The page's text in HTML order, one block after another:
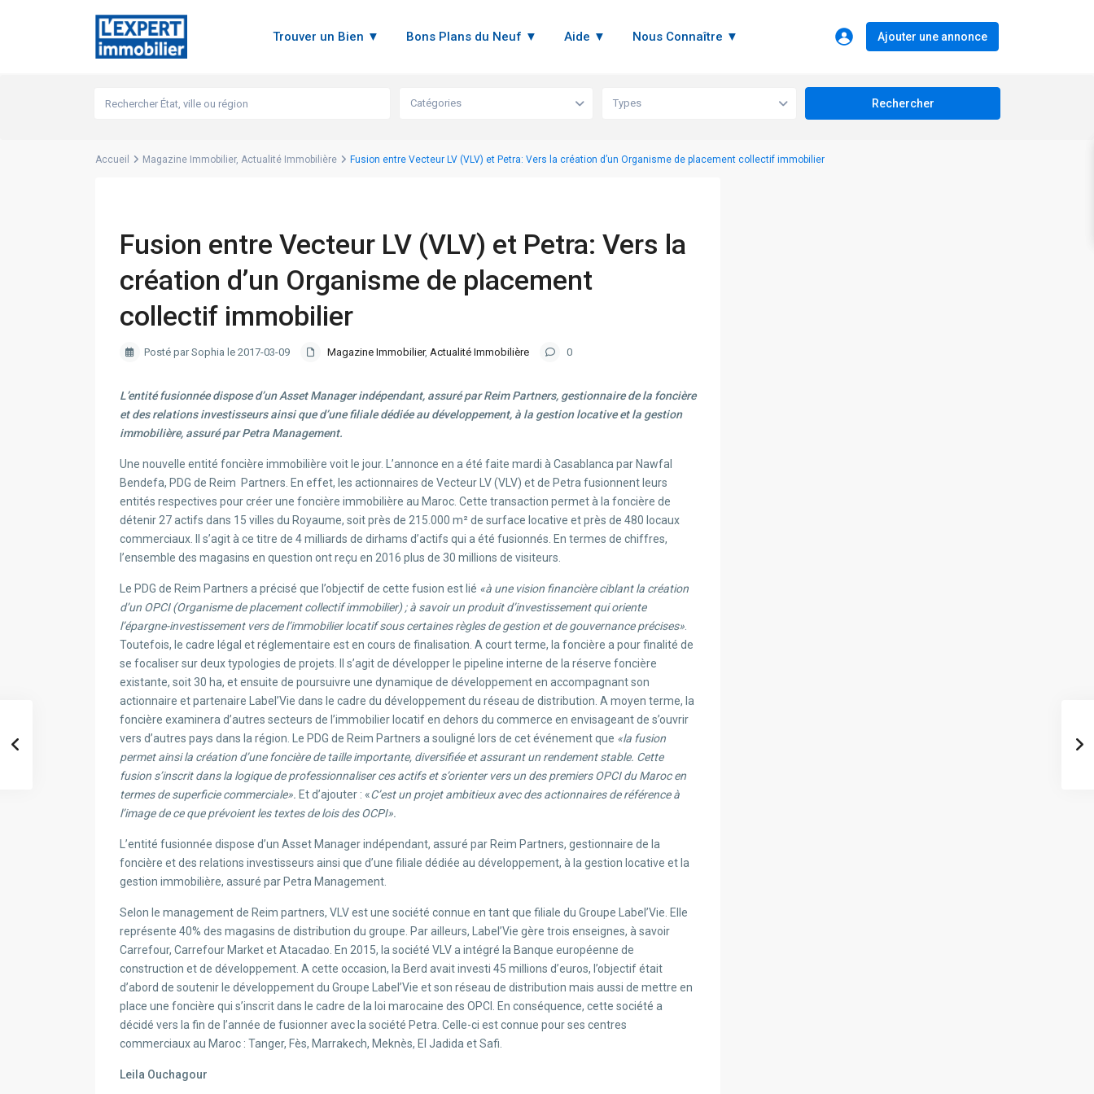
Trouver un Bien ▼ Bons Plans du Neuf ▼ Aide ▼ Nous Connaître ▼ Ajouter une annonce
Catégories Types
Accueil Magazine Immobilier, Actualité Immobilière Fusion entre Vecteur LV (VLV) et Petra: Vers la création d’un Organisme de placement collectif immobilier
Fusion entre Vecteur LV (VLV) et Petra: Vers la
création d’un Organisme de placement
collectif immobilier
Posté par Sophia le 2017-03-09 Magazine Immobilier, Actualité Immobilière 0
L’entité fusionnée dispose d’un Asset Manager indépendant, assuré par Reim Partners, gestionnaire de la foncière
et des relations investisseurs ainsi que d’une filiale dédiée au développement, à la gestion locative et la gestion
immobilière, assuré par Petra Management.
Une nouvelle entité foncière immobilière voit le jour. L’annonce en a été faite mardi à Casablanca par Nawfal
Bendefa, PDG de Reim Partners. En effet, les actionnaires de Vecteur LV (VLV) et de Petra fusionnent leurs
entités respectives pour créer une foncière immobilière au Maroc. Cette transaction permet à la foncière de
détenir 27 actifs dans 15 villes du Royaume, soit près de 215.000 m² de surface locative et près de 480 locaux
commerciaux. Il s’agit à ce titre de 4 milliards de dirhams d’actifs qui a été fusionnés. En termes de chiffres,
l’ensemble des magasins en question ont reçu en 2016 plus de 30 millions de visiteurs.
Le PDG de Reim Partners a précisé que l’objectif de cette fusion est lié «à une vision financière ciblant la création
d’un OPCI (Organisme de placement collectif immobilier) ; à savoir un produit d’investissement qui oriente
l’épargne-investissement vers de l’immobilier locatif sous certaines règles de gestion et de gouvernance précises»
Toutefois, le cadre légal et réglementaire est en cours de finalisation. A court terme, la foncière a pour finalité de
se focaliser sur deux typologies de projets. Il s’agit de développer le pipeline interne de la réserve foncière
existante, soit 30 ha, et ensuite de poursuivre une dynamique de développement en accompagnant son
actionnaire et partenaire Label’Vie dans le cadre du développement du réseau de distribution. A moyen terme, la
foncière examinera d’autres secteurs de l’immobilier locatif en dehors du commerce en envisageant de s’ouvrir
vers d’autres pays dans la région. Le PDG de Reim Partners a souligné lors de cet événement que «la fusion
permet ainsi la création d’une foncière de taille importante, diversifiée et assurant un rendement stable. Cette
fusion s’inscrit dans la logique de professionnaliser ces actifs et s’orienter vers un des premiers OPCI du Maroc en
termes de superficie commerciale». Et d’ajouter : «C’est un projet ambitieux avec des actionnaires de référence à
l’image de ce que prévoient les textes de lois des OCPI».
L’entité fusionnée dispose d’un Asset Manager indépendant, assuré par Reim Partners, gestionnaire de la
foncière et des relations investisseurs ainsi que d’une filiale dédiée au développement, à la gestion locative et la
gestion immobilière, assuré par Petra Management.
Selon le management de Reim partners, VLV est une société connue en tant que filiale du Groupe Label’Vie. Elle
représente 40% des magasins de distribution du groupe. Par ailleurs, Label’Vie gère trois enseignes, à savoir
Carrefour, Carrefour Market et Atacadao. En 2015, la société VLV a intégré la Banque européenne de
construction et de développement. A cette occasion, la Berd avait investi 45 millions d’euros, l’objectif était
d’abord de soutenir le développement du Groupe Label’Vie et son réseau de distribution mais aussi de mettre en
place une foncière qui s’inscrit dans le cadre de la loi marocaine des OPCI. En conséquence, cette société a
décidé vers la fin de l’année de fusionner avec la société Petra. Celle-ci est connue pour ses centres
commerciaux au Maroc : Tanger, Fès, Marrakech, Meknès, El Jadida et Safi.
Leila Ouchagour